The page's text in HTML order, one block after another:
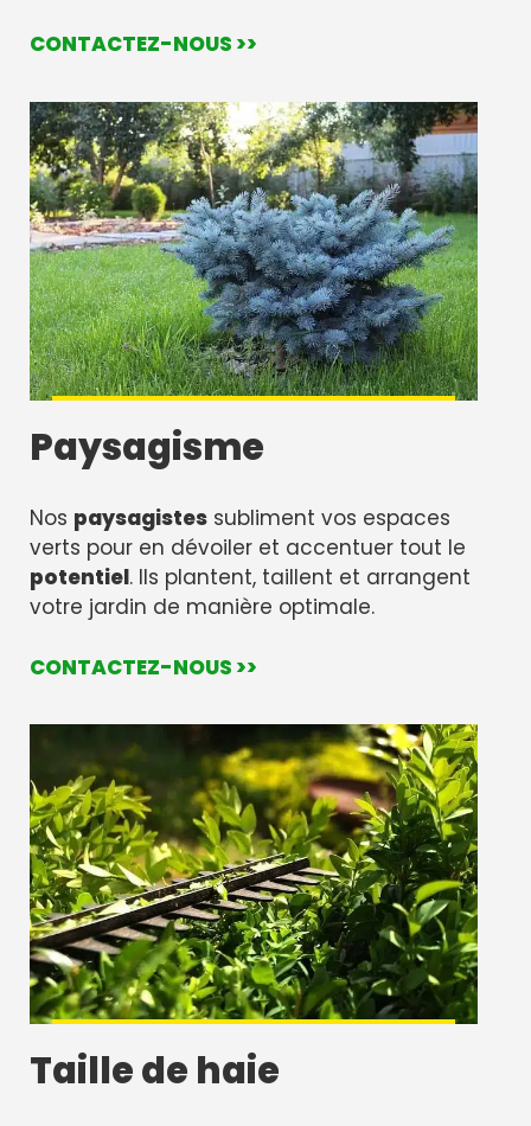
CONTACTEZ-NOUS >>
Paysagisme
Nos paysagistes subliment vos espaces
verts pour en dévoiler et accentuer tout le
potentiel. Ils plantent, taillent et arrangent
votre jardin de manière optimale.
CONTACTEZ-NOUS >>
Taille de haie